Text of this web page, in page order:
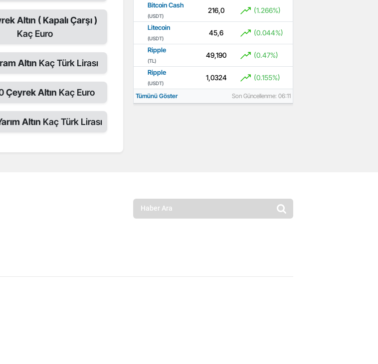
Altın ( Kapalı Çarşı )
Kaç Euro
Altın Kaç Türk Lirası
Çeyrek Altın Kaç Euro
Altın Kaç Türk Lirası
Bitcoin Cash
(USDT)
216,0 (1.266%)
Litecoin
(USDT)
45,6 (0.044%)
Ripple
(TL)
49,190 (0.47%)
Ripple
(USDT)
1,0324 (0.155%)
Tümünü Göster Son Güncellenme: 06:11